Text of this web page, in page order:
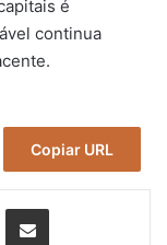
é
continua
Copiar URL
Compartilhar via e-mail